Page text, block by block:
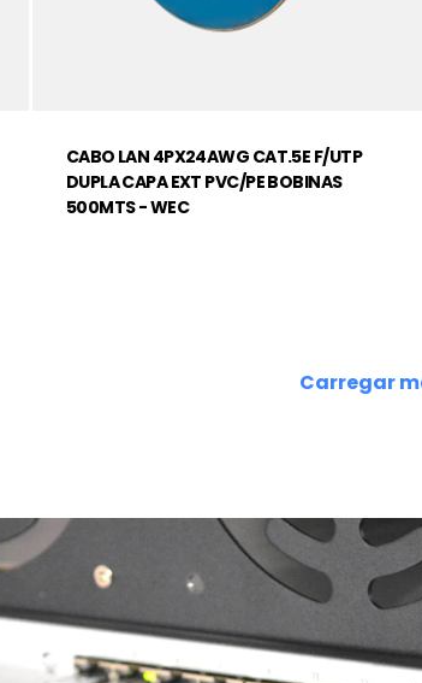
CABO LAN 4PX24AWG CAT.5E F/UTP
DUPLA CAPA EXT PVC/PE BOBINAS
500MTS - WEC
Carregar